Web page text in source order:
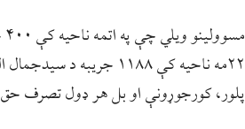
۲۲مه ناحیه کې ۱۱۸۸
پلور، کورجوړونې او بل هر ډول تصرف